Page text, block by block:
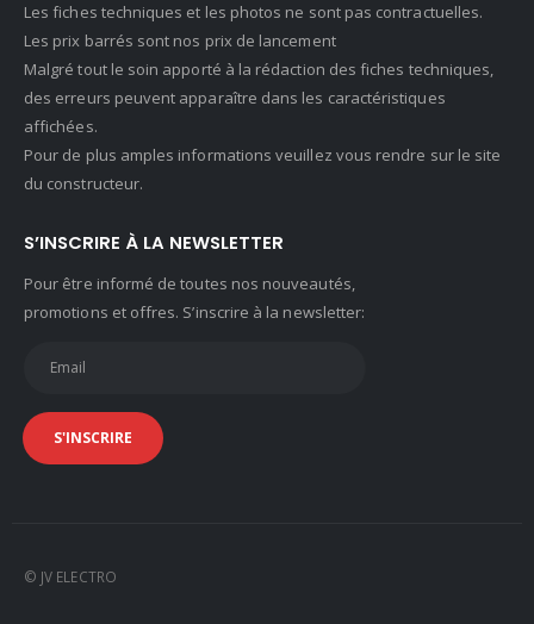
Les fiches techniques et les photos ne sont pas contractuelles.
Les prix barrés sont nos prix de lancement
Malgré tout le soin apporté à la rédaction des fiches techniques,
des erreurs peuvent apparaître dans les caractéristiques
affichées.
Pour de plus amples informations veuillez vous rendre sur le site
du constructeur.
S’INSCRIRE À LA NEWSLETTER
Pour être informé de toutes nos nouveautés,
promotions et offres. S’inscrire à la newsletter:
© JV ELECTRO